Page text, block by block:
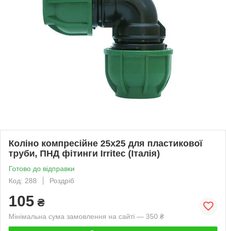
Коліно компресійне 25х25 для пластикової
труби, ПНД фітинги Irritec (Італія)
Готово до відправки
Код: 288
Роздріб
105 ₴
Мінімальна сума замовлення на сайті — 350 ₴